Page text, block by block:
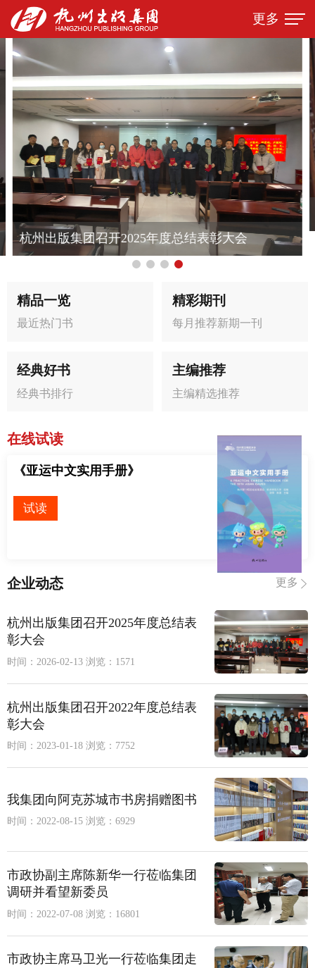
更多
杭州出版集团召开2025年度总结表彰大会
精品一览
最近热门书
精彩期刊
每月推荐新期一刊
经典好书
经典书排行
主编推荐
主编精选推荐
在线试读
《亚运中文实用手册》
试读
企业动态 更多
杭州出版集团召开2025年度总结表
彰大会
时间：2026-02-13 浏览：1571
杭州出版集团召开2022年度总结表
彰大会
时间：2023-01-18 浏览：7752
我集团向阿克苏城市书房捐赠图书
时间：2022-08-15 浏览：6929
市政协副主席陈新华一行莅临集团
调研并看望新委员
时间：2022-07-08 浏览：16801
市政协主席马卫光一行莅临集团走